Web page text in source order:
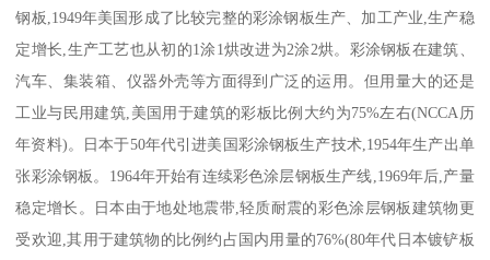
钢板,1949年美国形成了比较完整的彩涂钢板生产、加工产业,生产稳
定增长,生产工艺也从初的1涂1烘改进为2涂2烘。彩涂钢板在建筑、
汽车、集装箱、仪器外壳等方面得到广泛的运用。但用量大的还是
工业与民用建筑,美国用于建筑的彩板比例大约为75%左右(NCCA历
年资料)。日本于50年代引进美国彩涂钢板生产技术,1954年生产出单
张彩涂钢板。1964年开始有连续彩色涂层钢板生产线,1969年后,产量
稳定增长。日本由于地处地震带,轻质耐震的彩色涂层钢板建筑物更
受欢迎,其用于建筑物的比例约占国内用量的76%(80年代日本镀铲板